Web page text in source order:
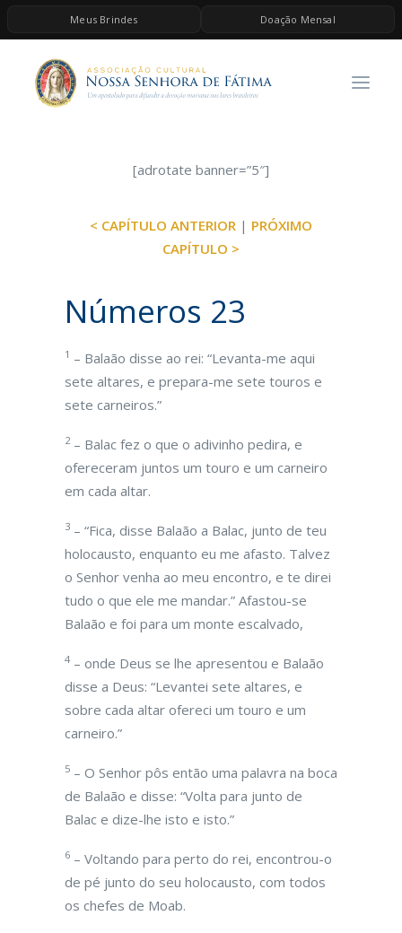
Meus Brindes Doação Mensal
HOME
A ASSOCIAÇÃO
ESPIRITUALIDADE
BRINDES
[adrotate banner=”5″]
< CAPÍTULO ANTERIOR | PRÓXIMO
CAPÍTULO >
Números 23
1 – Balaão disse ao rei: “Levanta-me aqui
sete altares, e prepara-me sete touros e
sete carneiros.”
2– Balac fez o que o adivinho pedira, e
ofereceram juntos um touro e um carneiro
em cada altar.
3 – “Fica, disse Balaão a Balac, junto de teu
holocausto, enquanto eu me afasto. Talvez
o Senhor venha ao meu encontro, e te direi
tudo o que ele me mandar.” Afastou-se
Balaão e foi para um monte escalvado,
4 – onde Deus se lhe apresentou e Balaão
disse a Deus: “Levantei sete altares, e
sobre cada altar ofereci um touro e um
carneiro.”
5 – O Senhor pôs então uma palavra na boca
de Balaão e disse: “Volta para junto de
Balac e dize-lhe isto e isto.”
6 – Voltando para perto do rei, encontrou-o
de pé junto do seu holocausto, com todos
os chefes de Moab.